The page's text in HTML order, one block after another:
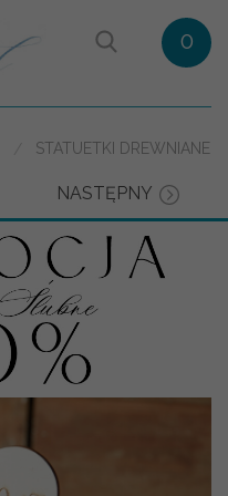
0
STATUETKI DREWNIANE
NASTĘPNY